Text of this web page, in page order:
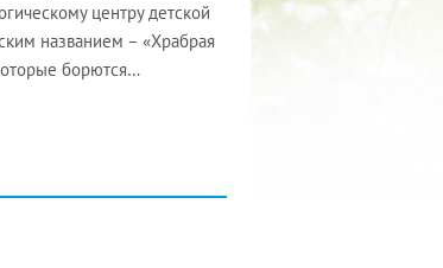
центру детской
названием – «Храбрая
борются…